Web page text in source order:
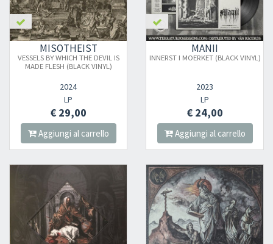
MISOTHEIST
VESSELS BY WHICH THE DEVIL IS
MADE FLESH (BLACK VINYL)
2024
LP
€ 29,00
Aggiungi al carrello
MANII
INNERST I MOERKET (BLACK VINYL)
2023
LP
€ 24,00
Aggiungi al carrello